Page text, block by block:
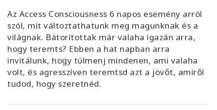
Hírek
KAPCSOLAT
Az Access Consciousness 6 napos esemény arról
szól, mit változtathatunk meg magunknak és a
világnak. Bátorítottak már valaha igazán arra,
hogy teremts? Ebben a hat napban arra
invitálunk, hogy túlmenj mindenen, ami valaha
volt, és agresszíven teremtsd azt a jövőt, amiről
tudod, hogy szeretnéd.